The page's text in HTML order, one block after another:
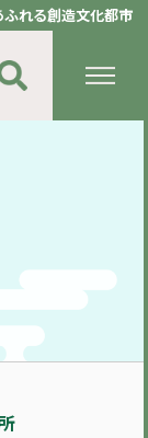
れる創造文化都市